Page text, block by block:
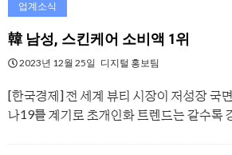
업계소식
韓 남성, 스킨케어 소비액 1위
2023년 12월 25일 디지털 홍보팀
[한국경제] 전 세계 뷰티 시장이 저성장 국
나19를 계기로 초개인화 트렌드는 갈수록